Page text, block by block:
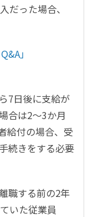
だった場合、
」
7日後に支給が
合は2～3か月
給付の場合、受
続きをする必要
職する前の2年
いた従業員